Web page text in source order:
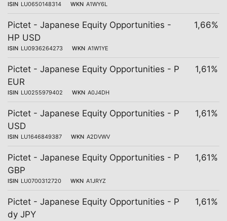
ISIN LU0650148314 WKN A1WY6L
Pictet - Japanese Equity Opportunities -
HP USD
ISIN LU0936264273 WKN A1W1YE
1,66%
Pictet - Japanese Equity Opportunities - P
EUR
ISIN LU0255979402 WKN A0J4DH
1,61%
Pictet - Japanese Equity Opportunities - P
USD
ISIN LU1646849387 WKN A2DVWV
1,61%
Pictet - Japanese Equity Opportunities - P
GBP
ISIN LU0700312720 WKN A1JRYZ
1,61%
Pictet - Japanese Equity Opportunities - P
dy JPY
1,61%